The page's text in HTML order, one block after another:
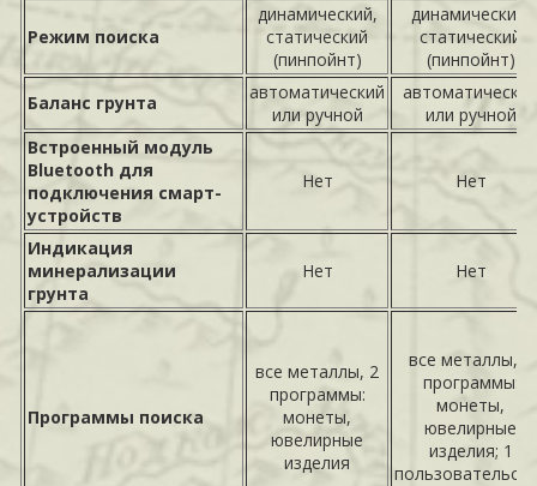
Режим поиска
динамический,
статический
(пинпойнт)
динамический,
статический
(пинпойнт)
Баланс грунта
автоматический
или ручной
или ручной
Встроенный модуль
Bluetooth для
подключения смарт-
устройств
Нет Нет
Индикация
минерализации
грунта
Нет Нет
Программы поиска
все металлы, 2
программы:
монеты,
ювелирные
изделия
все металлы, 2
программы:
монеты,
ювелирные
изделия; 1